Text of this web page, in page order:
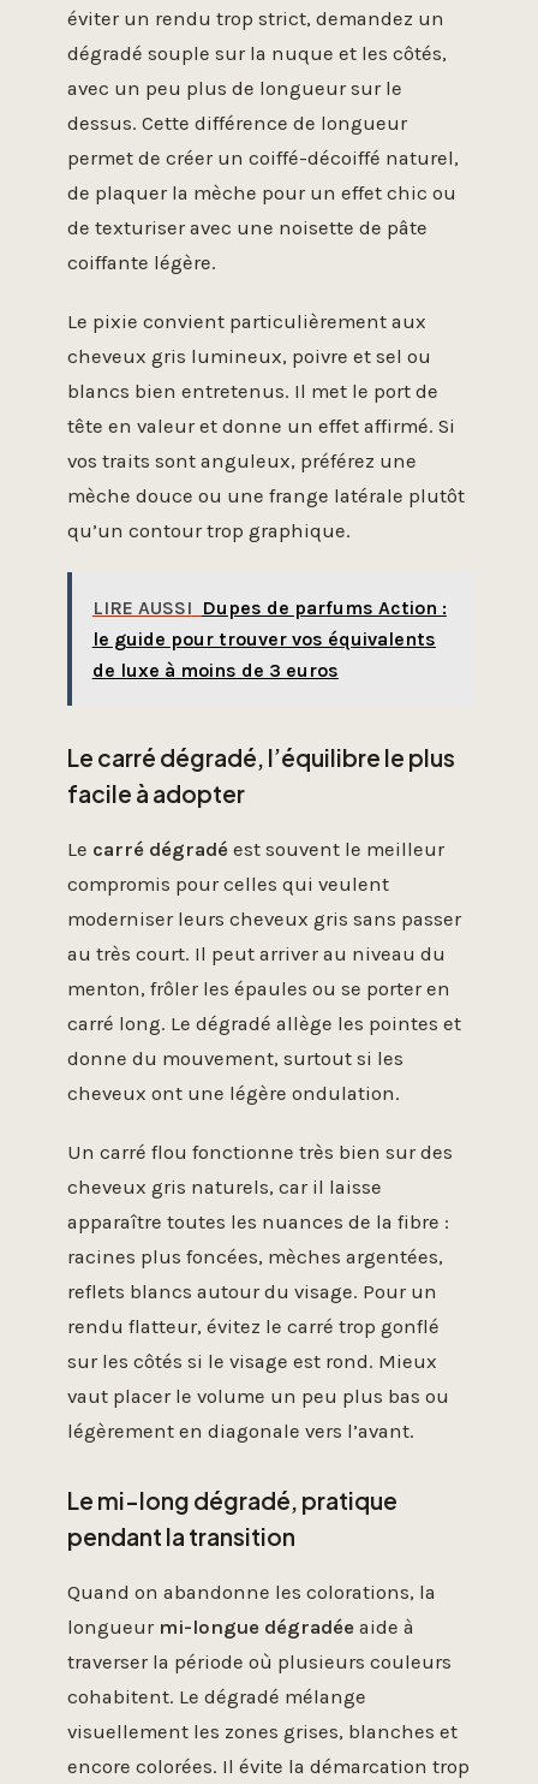
éviter un rendu trop strict, demandez un
dégradé souple sur la nuque et les côtés,
avec un peu plus de longueur sur le
dessus. Cette différence de longueur
permet de créer un coiffé-décoiffé naturel,
de plaquer la mèche pour un effet chic ou
de texturiser avec une noisette de pâte
coiffante légère.
Le pixie convient particulièrement aux
cheveux gris lumineux, poivre et sel ou
blancs bien entretenus. Il met le port de
tête en valeur et donne un effet affirmé. Si
vos traits sont anguleux, préférez une
mèche douce ou une frange latérale plutôt
qu’un contour trop graphique.
LIRE AUSSI Dupes de parfums Action :
le guide pour trouver vos équivalents
de luxe à moins de 3 euros
Le carré dégradé, l’équilibre le plus
facile à adopter
Le carré dégradé est souvent le meilleur
compromis pour celles qui veulent
moderniser leurs cheveux gris sans passer
au très court. Il peut arriver au niveau du
menton, frôler les épaules ou se porter en
carré long. Le dégradé allège les pointes et
donne du mouvement, surtout si les
cheveux ont une légère ondulation.
Un carré flou fonctionne très bien sur des
cheveux gris naturels, car il laisse
apparaître toutes les nuances de la fibre :
racines plus foncées, mèches argentées,
reflets blancs autour du visage. Pour un
rendu flatteur, évitez le carré trop gonflé
sur les côtés si le visage est rond. Mieux
vaut placer le volume un peu plus bas ou
légèrement en diagonale vers l’avant.
Le mi-long dégradé, pratique
pendant la transition
Quand on abandonne les colorations, la
longueur mi-longue dégradée aide à
traverser la période où plusieurs couleurs
cohabitent. Le dégradé mélange
visuellement les zones grises, blanches et
encore colorées. Il évite la démarcation trop